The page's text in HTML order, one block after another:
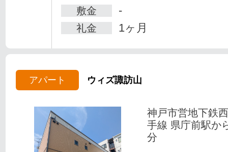
敷金 -
礼金 1ヶ月
アパート ウィズ諏訪山
神戸市営地下鉄
手線 県庁前駅か
分